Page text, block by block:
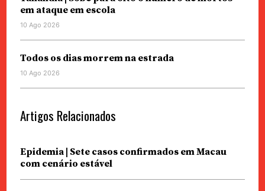
em ataque em escola
10 Ago 2026
Todos os dias morrem na estrada
10 Ago 2026
Artigos Relacionados
Epidemia | Sete casos confirmados em Macau
com cenário estável